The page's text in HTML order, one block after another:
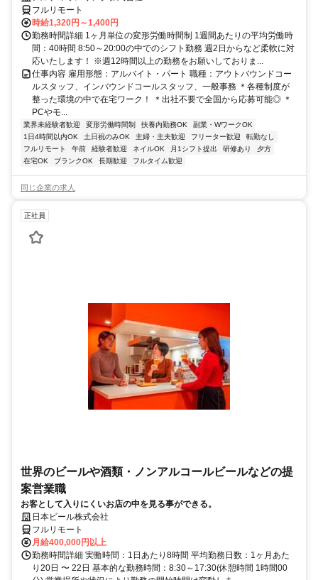
フルリモート
時給1,320円～1,400円
勤務時間詳細 1ヶ月単位の変形労働時間制 1週間あたりの平均労働時
間：40時間 8:50～20:00の中でのシフト勤務 週2日からなど柔軟に対
応いたします！ ※週12時間以上の勤務をお願いしておりま...
仕事内容 雇用形態：アルバイト・パート 職種：アウトバウンドコー
ルスタッフ、インバウンドコールスタッフ、一般事務 ＊各種制度が
整った環境の中で在宅ワーク！ ＊出社不要で全国から応募可能◎ ＊
PCやモ...
業界未経験者歓迎 変形労働時間制 扶養内勤務OK
副業・WワークOK
1日4時間以内OK
土日祝のみOK 主婦・主夫歓迎 フリーター歓迎
転勤なし
フルリモート
午前 経験者歓迎 ネイルOK 月1シフト提出 研修あり
夕方
在宅OK
ブランクOK 長期歓迎 フルタイム歓迎
同じ企業の求人
正社員
世界のビールや酒類・ノンアルコールビールなどの提
案営業職
お客として入りにくいお店の中を見る事ができる。
日本ビール株式会社
フルリモート
月給400,000円以上
勤務時間詳細 実働時間：1日あたり8時間 平均勤務日数：1ヶ月あた
り20日 〜 22日 基本的な勤務時間：8:30～17:30(休憩時間 1時間00